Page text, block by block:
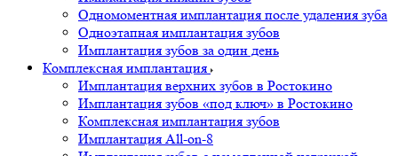
Одномоментная имплантация после удаления зуба
Одноэтапная имплантация зубов
Имплантация зубов за один день
Комплексная имплантация
Имплантация верхних зубов в Ростокино
Имплантация зубов «под ключ» в Ростокино
Комплексная имплантация зубов
Имплантация All-on-8